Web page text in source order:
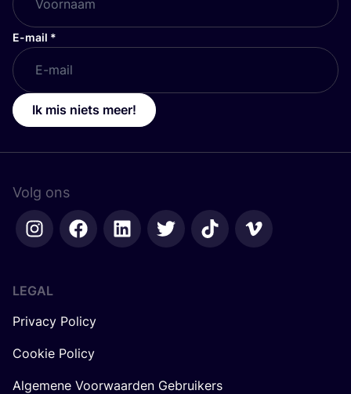
E-mail *
Ik mis niets meer!
Volg ons
LEGAL
Privacy Policy
Cookie Policy
Algemene Voorwaarden Gebruikers